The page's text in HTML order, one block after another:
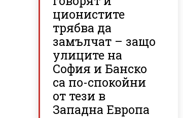
ционистите
трябва да
замълчат – защо
улиците на
София и Банско
са по-спокойни
от тези в
Западна Европа